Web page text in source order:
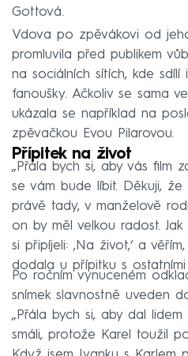
Gottová.
Vdova po zpěvákovi od
promluvila před publikem
na sociálních sítích, kde
fanoušky. Ačkoliv se sama
ukázala se například na
zpěvačkou Evou Pilarovou.
Přípitek na život
„Přála bych si, aby vás film
se vám bude líbit. Děkuji,
právě tady, v manželově
on by měl velkou radost.
si připíjeli: ‚Na život,‘ a
dodala u přípitku s
Po ročním vynuceném
snímek slavnostně uveden
„Přála bych si, aby dal
smáli, protože Karel toužil